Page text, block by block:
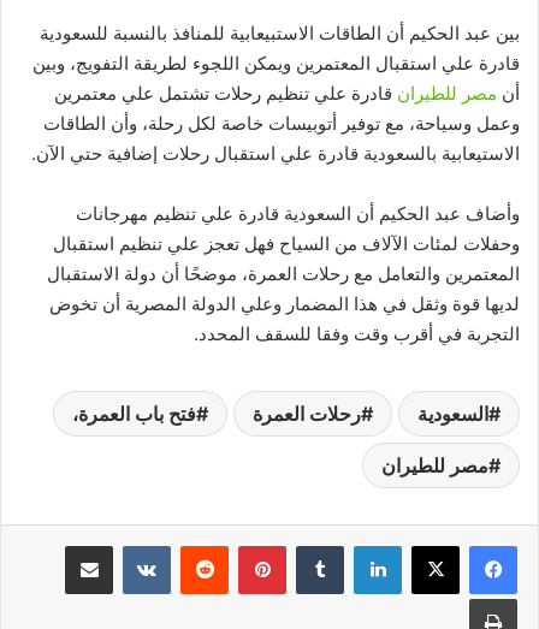
بين عبد الحكيم أن الطاقات الاستبيعابية للمنافذ بالنسبة للسعودية
قادرة علي استقبال المعتمرين ويمكن اللجوء لطريقة التفويج، وبين
أن مصر للطيران قادرة علي تنظيم رحلات تشتمل علي معتمرين
وعمل وسياحة، مع توفير أتوبيسات خاصة لكل رحلة، وأن الطاقات
الاستيعابية بالسعودية قادرة علي استقبال رحلات إضافية حتي الآن.
وأضاف عبد الحكيم أن السعودية قادرة علي تنظيم مهرجانات
وحفلات لمئات الآلاف من السياح فهل تعجز علي تنظيم استقبال
المعتمرين والتعامل مع رحلات العمرة، موضحًا أن دولة الاستقبال
لديها قوة وثقل في هذا المضمار وعلي الدولة المصرية أن تخوض
التجربة في أقرب وقت وفقا للسقف المحدد.
السعودية رحلات العمرة فتح باب العمرة،
مصر للطيران
لينكدإن بينتيريست مشاركة عبر البريد
طباعة